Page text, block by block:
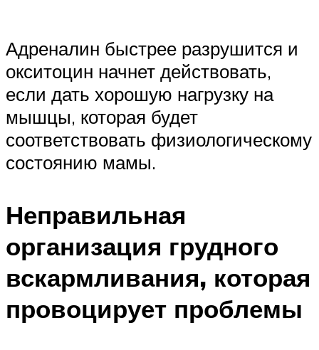
Адреналин быстрее разрушится и
окситоцин начнет действовать,
если дать хорошую нагрузку на
мышцы, которая будет
соответствовать физиологическому
состоянию мамы.
Неправильная
организация грудного
вскармливания, которая
провоцирует проблемы